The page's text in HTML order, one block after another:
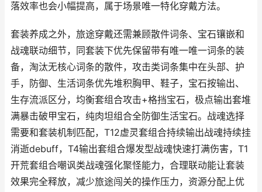
落效率也会小幅提高，属于场景唯一特化穿戴方法。
套装养成之外，旅途穿戴还需兼顾散件词条、宝石镶嵌和
战魂联动细节，同套装下优先保留带有唯一唯一词条的装
备，淘汰无核心词条的散件，攻击类词条集中在头部、护
手，防御、生活词条优先堆积胸甲、鞋子，宝石按输出、
生存流派区分，均衡套组合攻击+格挡宝石，极点输出套堆
满暴击破甲宝石，纯肉坦组合全防御生活宝石。战魂选择
需要和套装机制匹配，T12虚灵套组合持续输出战魂持续挂
消逝debuff，T4输出套组合爆发型战魂快速打满伤害，T1
开荒套组合嘲讽类战魂强化聚怪能力，合理联动能让套装
效果完全释放，减少旅途闯关的操作压力，资源分配上优